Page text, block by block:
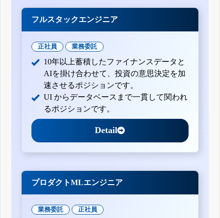
フルスタックエンジニア
正社員 業務委託
10年以上蓄積したファイナンスデータと
AIを掛け合わせて、投資の意思決定を加
速させるポジションです。
UI からデータベースまで一貫して関われ
るポジションです。
Detail
プロダクトMLエンジニア
業務委託 正社員